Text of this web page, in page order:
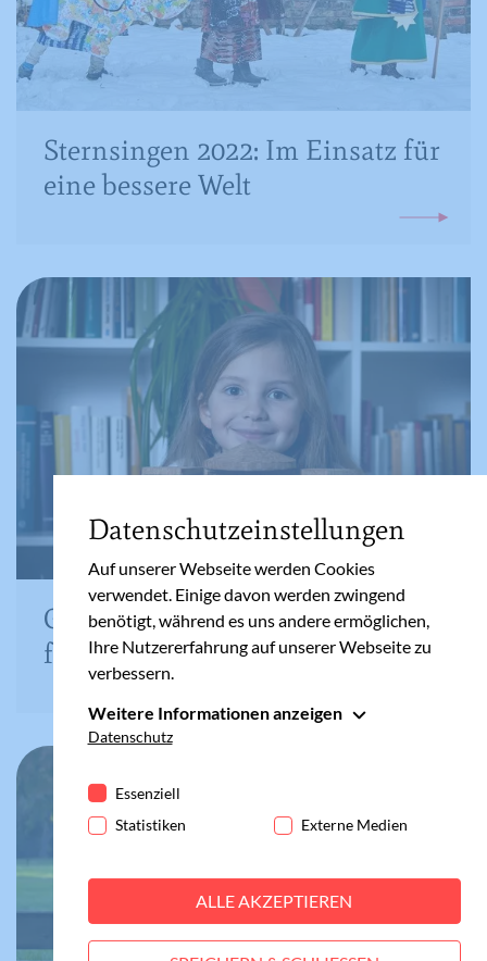
Sternsingen 2022: Im Einsatz für
eine bessere Welt
Gottesdienste zu Weihnachten
für Kinder
Datenschutzeinstellungen
Auf unserer Webseite werden Cookies
verwendet. Einige davon werden zwingend
benötigt, während es uns andere ermöglichen,
Ihre Nutzererfahrung auf unserer Webseite zu
verbessern.
Essenziell
Funktionen der Webseite benötigt. Dadurch ist
gewährleistet, dass die Webseite einwandfrei
funktioniert.
Name fe_typo_user
Anbieter Meine Familie
Statistik-Cookies helfen uns zu verstehen, wie
Weitere Informationen anzeigen
Datenschutz
Essenziell
Statistiken
Externe Medien
ALLE AKZEPTIEREN